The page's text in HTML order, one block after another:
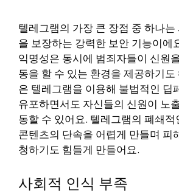
텔레그램의 가장 큰 장점 중 하나는
을 보장하는 강력한 보안 기능이에
익명성은 동시에 범죄자들이 신원
동을 할 수 있는 환경을 제공하기도
은 텔레그램을 이용해 불법적인 딥
유포하면서도 자신들의 신원이 노
동할 수 있어요. 텔레그램의 폐쇄적
콘텐츠의 단속을 어렵게 만들며 피
청하기도 힘들게 만들어요.
사회적 인식 부족